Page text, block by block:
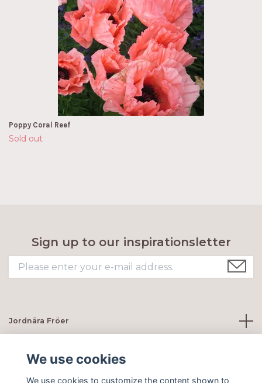
Poppy Coral Reef
Sold out
Sign up to our inspirationsletter
Jordnära Fröer
We use cookies
We use cookies to customize the content shown to